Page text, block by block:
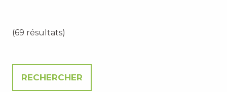
(69 résultats)